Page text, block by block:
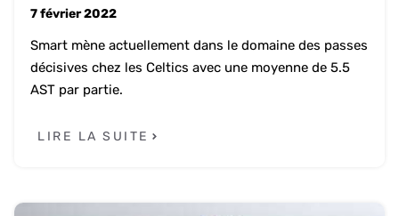
7 février 2022
Smart mène actuellement dans le domaine des passes
décisives chez les Celtics avec une moyenne de 5.5
AST par partie.
LIRE LA SUITE